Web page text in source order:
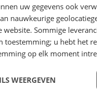
uw gegevens ook
nauwkeurige
website. Sommige
toestemming; u hebt het
op elk moment
WEERGEVEN